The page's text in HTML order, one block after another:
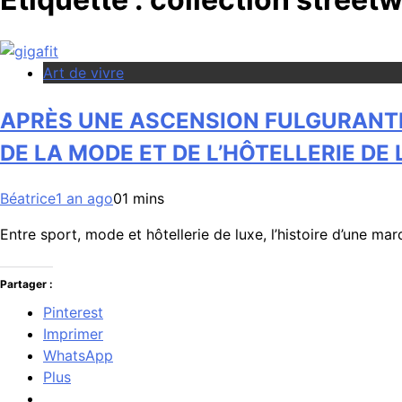
Art de vivre
APRÈS UNE ASCENSION
DE LA MODE ET DE L’HÔTELLERIE DE
Béatrice1 an ago01 mins
Entre sport, mode et hôtellerie de luxe, l’histoire d’une
Partager :
Pinterest
Imprimer
WhatsApp
Plus